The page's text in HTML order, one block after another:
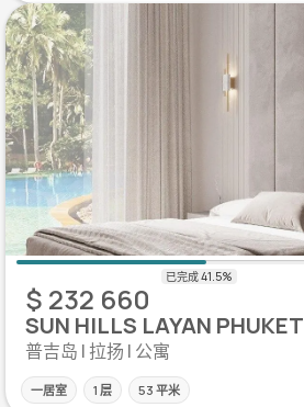
$ 232 660
SUN HILLS LAYAN PHUKET
普吉岛 | 拉扬 | 公寓
一居室 1 层 53 平米